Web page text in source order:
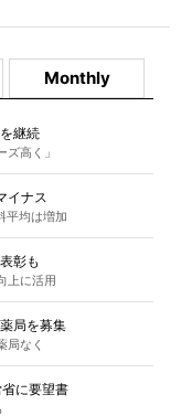
Monthly
継続
高く」
イナス
平均は増加
彰も
上に活用
局を募集
局なく
省に要望書